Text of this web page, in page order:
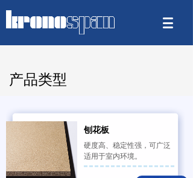
产品类型
刨花板
硬度高、稳定性强，可广泛
适用于室内环境。